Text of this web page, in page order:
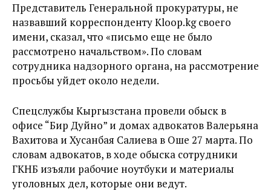
Представитель Генеральной прокуратуры, не
назвавший корреспонденту Kloop.kg своего
имени, сказал, что «письмо еще не было
рассмотрено начальством». По словам
сотрудника надзорного органа, на рассмотрение
просьбы уйдет около недели.
Спецслужбы Кыргызстана провели обыск в
офисе “Бир Дуйно” и домах адвокатов Валерьяна
Вахитова и Хусанбая Салиева в Оше 27 марта. По
словам адвокатов, в ходе обыска сотрудники
ГКНБ изъяли рабочие ноутбуки и материалы
уголовных дел, которые они ведут.